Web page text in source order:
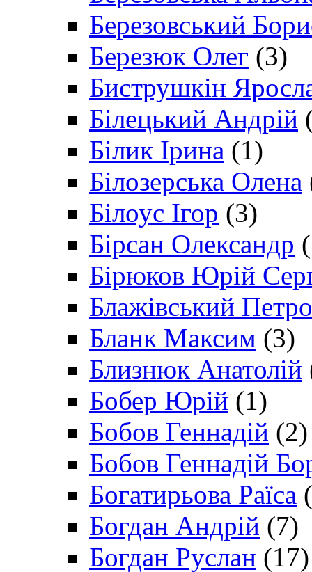
Березовський
Березюк Олег (3)
Биструшкін
Білецький Андрій
Білик Ірина (1)
Білозерська Олена
Білоус Ігор (3)
Бірсан Олександр
Бірюков Юрій
Блажівський Петро
Бланк Максим (3)
Близнюк Анатолій
Бобер Юрій (1)
Бобов Геннадій (2)
Бобов Геннадій
Богатирьова Раїса
Богдан Андрій (7)
Богдан Руслан (17)